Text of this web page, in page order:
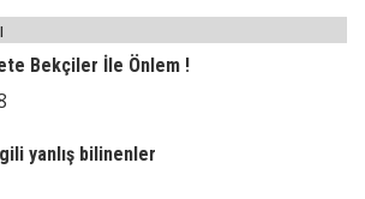
Bekçiler İle Önlem !
yanlış bilinenler